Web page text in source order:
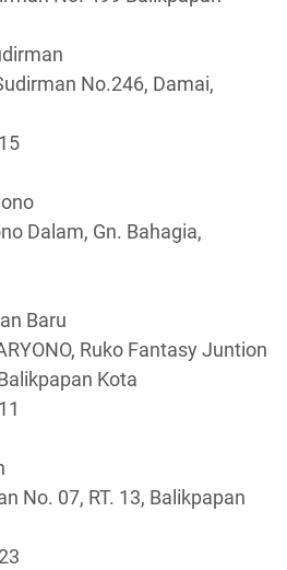
No.246, Damai,
Dalam, Gn. Bahagia,
Baru
Ruko Fantasy Juntion
Kota
No. 07, RT. 13, Balikpapan